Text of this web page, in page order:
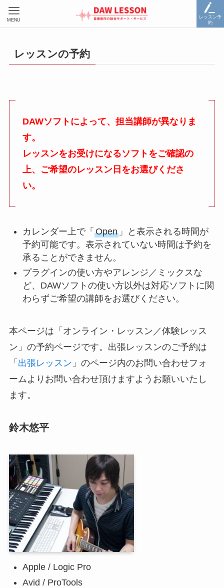
レッスン予
約
MENU
レッスンの予約
DAWソフトによって、担当講師が異なりま
す。
レッスンをお受けになるソフトをご確認の
上、ご希望のレッスン日をお選びくださ
い。
カレンダー上で「 Open」と表示される時間が
予約可能です。表示されていない時間は予約を
承ることができません。
プラグインの使い方やアレンジ／ミックスな
ど、DAWソフトの使い方以外は対応ソフトに関
わらずご希望の講師をお選びください。
本ページは「オンライン・レッスン／体験レッス
ン」の予約ページです。出張レッスンのご予約は
「 出張レッスン 」のページ内のお問い合わせフォ
ームよりお問い合わせ頂けますようお願いいたし
ます。
鈴木悠平
Apple / Logic Pro
Avid / ProTools